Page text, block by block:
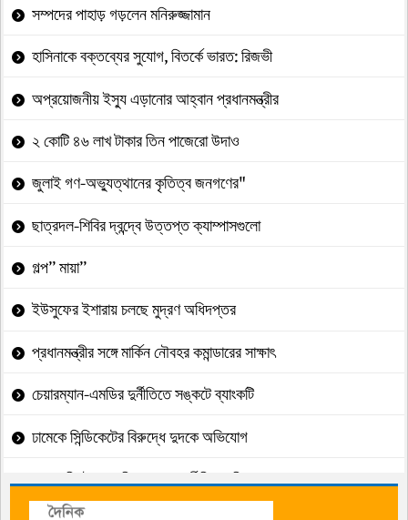
সম্পদের পাহাড় গড়লেন মনিরুজ্জামান
হাসিনাকে বক্তব্যের সুযোগ, বিতর্কে ভারত: রিজভী
অপ্রয়োজনীয় ইস্যু এড়ানোর আহ্বান প্রধানমন্ত্রীর
২ কোটি ৪৬ লাখ টাকার তিন পাজেরো উদাও
জুলাই গণ-অভ্যুত্থানের কৃতিত্ব জনগণের"
ছাত্রদল-শিবির দ্বন্দ্বে উত্তপ্ত ক্যাম্পাসগুলো
গল্প” মায়া”
ইউসুফের ইশারায় চলছে মুদ্রণ অধিদপ্তর
প্রধানমন্ত্রীর সঙ্গে মার্কিন নৌবহর কমান্ডারের সাক্ষাৎ
চেয়ারম্যান-এমডির দুর্নীতিতে সঙ্কটে ব্যাংকটি
ঢামেকে সিন্ডিকেটের বিরুদ্ধে দুদকে অভিযোগ
সাব-রেজিস্ট্রারের বিরুদ্ধে ঘুষ,দুর্নীতির অভিযোগ